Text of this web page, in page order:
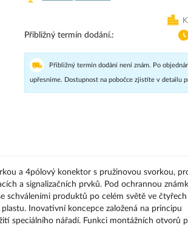
Přibližný termín dodání.
Přibližný termín dodání není znám. Po
upřesníme. Dostupnost na pobočce zjistíte v detailu
a 4pólový konektor s pružinovou svorkou,
a signalizačních prvků. Pod ochrannou
schváleními produktů po celém světě ve čtyřech
Inovativní koncepce založená na principu
speciálního nářadí. Funkci montážních otvorů